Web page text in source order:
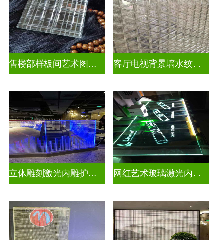
售楼部样板间艺术图案车刻玻璃 客厅电视背景墙水纹车刻玻璃
立体雕刻激光内雕护栏玻璃 网红艺术玻璃激光内雕发光艺术玻璃